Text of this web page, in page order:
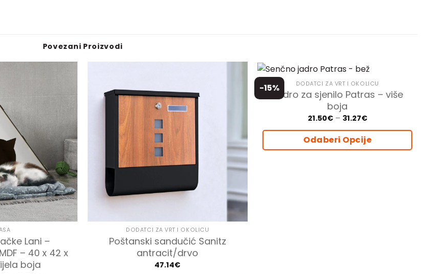
Povezani Proizvodi
Lani –
– 40 x 42 x
boja
DODATCI ZA VRT I OKOLICU
Poštanski sandučić Sanitz
antracit/drvo
47.14€
-15% DODATCI ZA VRT I OKOLICU
Jedro za sjenilo Patras – više
boja
21.50€ – 31.27€Price
21.50€
through
Odaberi Opcije